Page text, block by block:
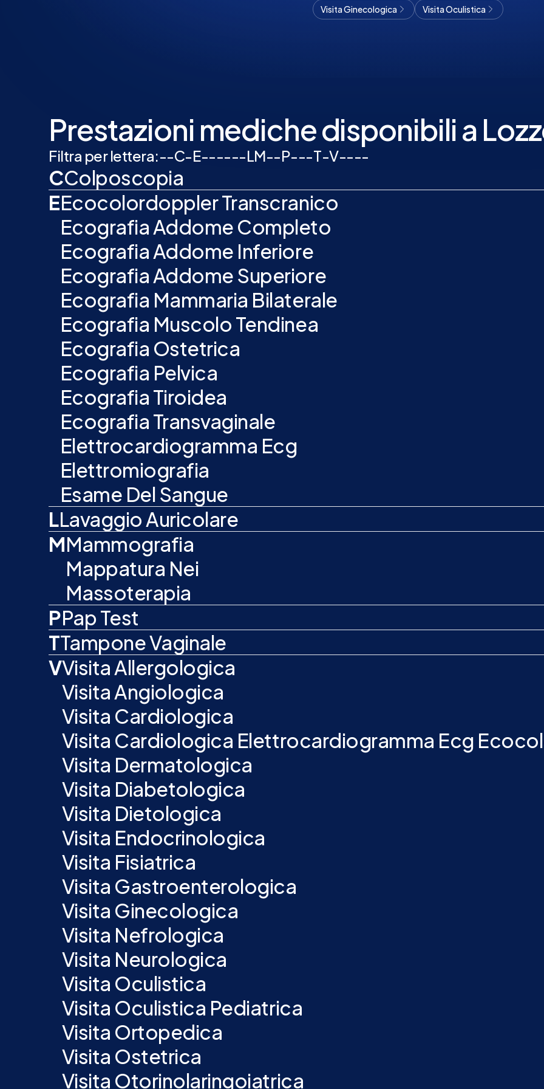
Visita Ginecologica
Visita Oculistica
Prestazioni mediche disponibili a
Filtra per lettera:--C-E------LM--P---T-V----
CColposcopia
EEcocolordoppler Transcranico
Ecografia Addome Completo
Ecografia Addome Inferiore
Ecografia Addome Superiore
Ecografia Mammaria Bilaterale
Ecografia Muscolo Tendinea
Ecografia Ostetrica
Ecografia Pelvica
Ecografia Tiroidea
Ecografia Transvaginale
Elettrocardiogramma Ecg
Elettromiografia
Esame Del Sangue
LLavaggio Auricolare
MMammografia
Mappatura Nei
Massoterapia
PPap Test
TTampone Vaginale
VVisita Allergologica
Visita Angiologica
Visita Cardiologica
Visita Cardiologica Elettrocardiogramma Ecg
Visita Dermatologica
Visita Diabetologica
Visita Dietologica
Visita Endocrinologica
Visita Fisiatrica
Visita Gastroenterologica
Visita Ginecologica
Visita Nefrologica
Visita Neurologica
Visita Oculistica
Visita Oculistica Pediatrica
Visita Ortopedica
Visita Ostetrica
Visita Otorinolaringoiatrica